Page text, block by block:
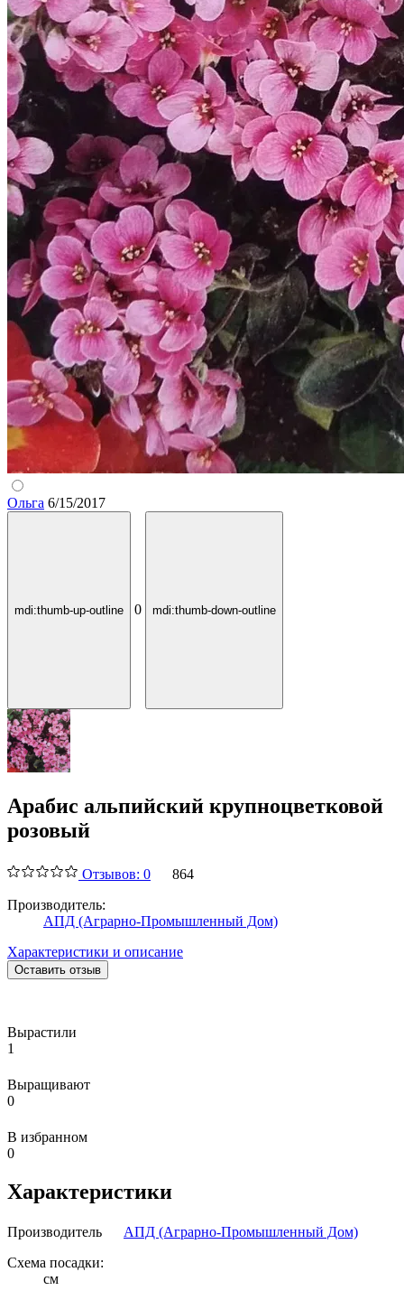
Ольга 6/15/2017
mdi:thumb-up-outline 0 mdi:thumb-down-outline
Арабис альпийский крупноцветковой
розовый
Отзывов: 0
864
Производитель:
АПД (Аграрно-Промышленный Дом)
Характеристики и описание
Оставить отзыв
Вырастили
1
Выращивают
0
В избранном
0
Характеристики
Производитель
АПД (Аграрно-Промышленный Дом)
Схема посадки:
см